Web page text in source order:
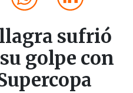
sufrió
golpe con